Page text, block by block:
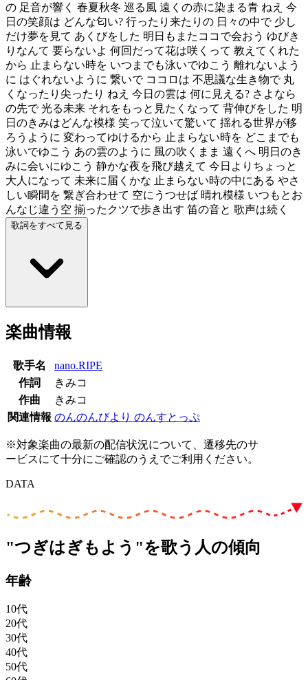
の 足音が響く 春夏秋冬 巡る風 遠くの赤に染まる青 ねえ 今
日の笑顔は どんな匂い? 行ったり来たりの 日々の中で 少し
だけ夢を見て あくびをした 明日もまたココで会おう ゆびき
りなんて 要らないよ 何回だって花は咲くって 教えてくれた
から 止まらない時を いつまでも泳いでゆこう 離れないよう
に はぐれないように 繋いで ココロは 不思議な生き物で 丸
くなったり尖ったり ねえ 今日の雲は 何に見える? さよなら
の先で 光る未来 それをもっと見たくなって 背伸びをした 明
日のきみはどんな模様 笑って泣いて驚いて 揺れる世界が移
ろうように 変わってゆけるから 止まらない時を どこまでも
泳いでゆこう あの雲のように 風の吹くまま 遠くへ 明日のき
みに会いにゆこう 静かな夜を飛び越えて 今日よりちょっと
大人になって 未来に届くかな 止まらない時の中にある やさ
しい瞬間を 繋ぎ合わせて 空にうつせば 晴れ模様 いつもとお
んなじ違う空 揃ったクツで歩き出す 笛の音と 歌声は続く
歌詞をすべて見る
楽曲情報
歌手名
nano.RIPE
作詞
きみコ
作曲
きみコ
関連情報 のんのんびより のんすとっぷ
※対象楽曲の最新の配信状況について、遷移先のサ
ービスにて十分にご確認のうえでご利用ください。
DATA
"つぎはぎもよう"を歌う人の傾向
年齢
10代
20代
30代
40代
50代